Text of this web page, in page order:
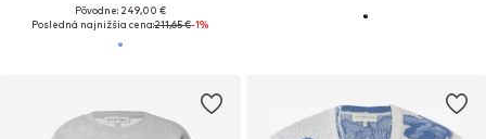
Pôvodne: 249,00 €
Posledná najnižšia cena:211,65 €-1%